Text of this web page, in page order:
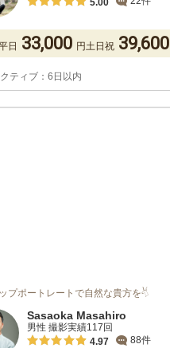
日 33,000 円土日祝 39,600
ティブ：6日以内
プポートレートで自然な貴方を𓄃
Sasaoka Masahiro
男性 撮影実績117回
4.97
88件